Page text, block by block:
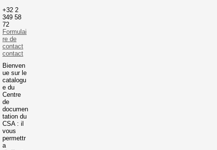
+32 2
349 58
72
Formulai
re de
contact
contact
Bienven
ue sur le
catalogu
e du
Centre
de
documen
tation du
CSA : il
vous
permettr
a